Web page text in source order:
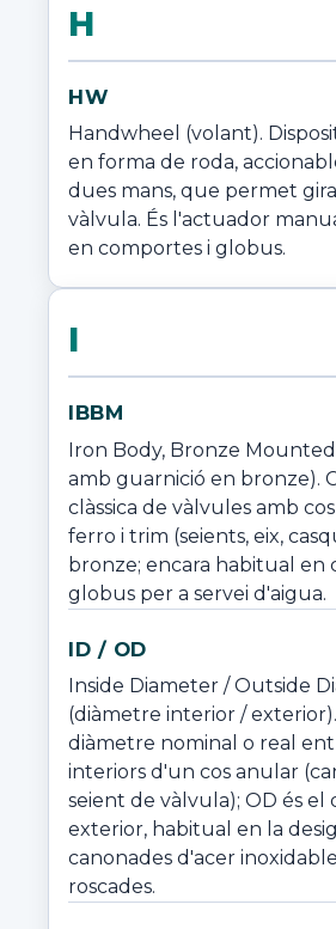
H
HW
Handwheel (volant).
en forma de roda,
dues mans, que permet
vàlvula. És l'actuador
en comportes i globus.
I
IBBM
Iron Body, Bronze
amb guarnició en bronze).
clàssica de vàlvules amb
ferro i trim (seients, eix,
bronze; encara habitual en
globus per a servei d'aigua.
ID / OD
Inside Diameter / Outside
(diàmetre interior / exterior).
diàmetre nominal o real
interiors d'un cos anular
seient de vàlvula); OD és el
exterior, habitual en la
canonades d'acer
roscades.